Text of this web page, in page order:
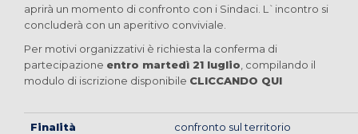
aprirà un momento di confronto con i Sindaci. L`incontro si
concluderà con un aperitivo conviviale.
Per motivi organizzativi è richiesta la conferma di
partecipazione entro martedì 21 luglio , compilando il
modulo di iscrizione disponibile CLICCANDO QUI
Finalità confronto sul territorio